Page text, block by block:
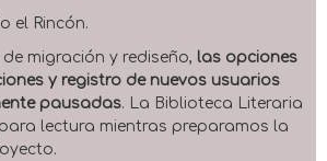
el Rincón.
migración y rediseño, las opciones
y registro de nuevos usuarios
pausadas. La Biblioteca Literaria
lectura mientras preparamos la